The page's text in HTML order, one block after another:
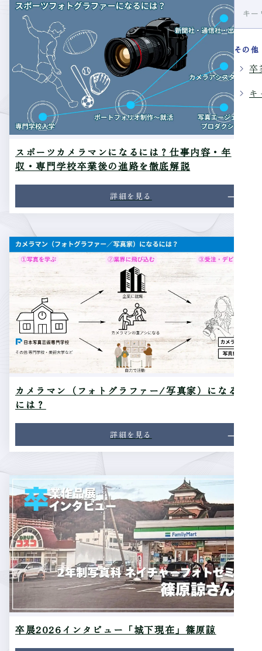
その他
卒
キ
スポーツカメラマンになるには？仕事内容・年
収・専門学校卒業後の進路を徹底解説
詳細を見る
カメラマン（フォトグラファー/写真家）になる
には？
詳細を見る
卒展2026インタビュー「城下現在」篠原諒